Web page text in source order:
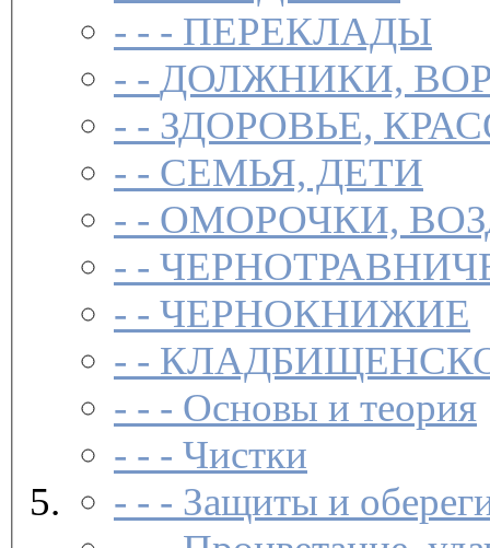
- - - ПЕРЕКЛАДЫ
- - ДОЛЖНИКИ,
- - ЗДОРОВЬЕ,
- - СЕМЬЯ, ДЕТИ
- - ОМОРОЧКИ,
- -
- - ЧЕРНОКНИЖИЕ
- -
- - - Основы и теория
- - - Чистки­
- - - Защиты и